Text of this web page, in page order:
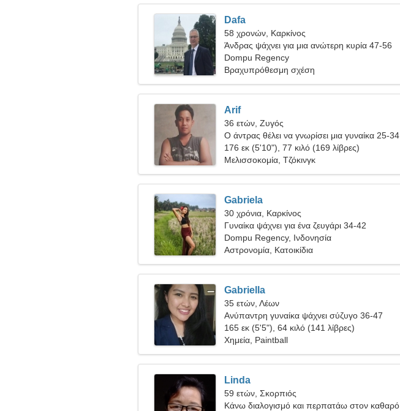
Dafa
58 χρονών, Καρκίνος
Άνδρας ψάχνει για μια ανώτερη κυρία 47-56
Dompu Regency
Βραχυπρόθεσμη σχέση
Arif
36 ετών, Ζυγός
Ο άντρας θέλει να γνωρίσει μια γυναίκα 25-34
176 εκ (5'10"), 77 κιλό (169 λίβρες)
Μελισσοκομία, Τζόκινγκ
Gabriela
30 χρόνια, Καρκίνος
Γυναίκα ψάχνει για ένα ζευγάρι 34-42
Dompu Regency, Ινδονησία
Αστρονομία, Κατοικίδια
Gabriella
35 ετών, Λέων
Ανύπαντρη γυναίκα ψάχνει σύζυγο 36-47
165 εκ (5'5"), 64 κιλό (141 λίβρες)
Χημεία, Paintball
Linda
59 ετών, Σκορπιός
Κάνω διαλογισμό και περπατάω στον καθαρό